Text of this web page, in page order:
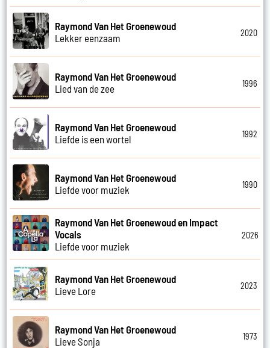
Raymond Van Het Groenewoud
Lekker eenzaam
2020
Raymond Van Het Groenewoud
Lied van de zee
1996
Raymond Van Het Groenewoud
Liefde is een wortel
1992
Raymond Van Het Groenewoud
Liefde voor muziek
1990
Raymond Van Het Groenewoud en Impact
Vocals
Liefde voor muziek
2026
Raymond Van Het Groenewoud
Lieve Lore
2023
Raymond Van Het Groenewoud
Lieve Sonja
1973